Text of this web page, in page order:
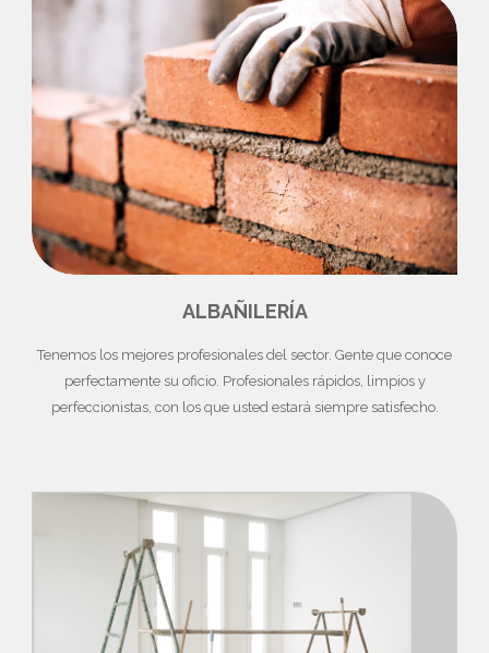
ALBAÑILERÍA
Tenemos los mejores profesionales del sector. Gente que conoce
perfectamente su oficio. Profesionales rápidos, limpios y
perfeccionistas, con los que usted estará siempre satisfecho.